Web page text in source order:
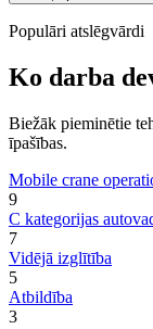
Populāri atslēgvārdi
Ko darba
Biežāk pieminētie
īpašības.
Mobile crane
9
C kategorijas
7
Vidējā izglītība
5
Atbildība
3